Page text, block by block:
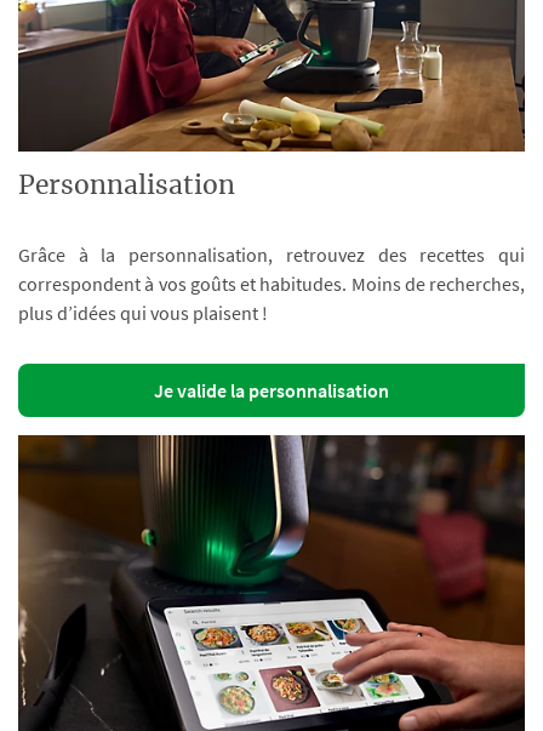
Personnalisation
Grâce à la personnalisation, retrouvez des recettes qui
correspondent à vos goûts et habitudes. Moins de recherches,
plus d’idées qui vous plaisent !
Je valide la personnalisation